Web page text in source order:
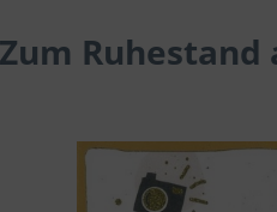
Ruhestand